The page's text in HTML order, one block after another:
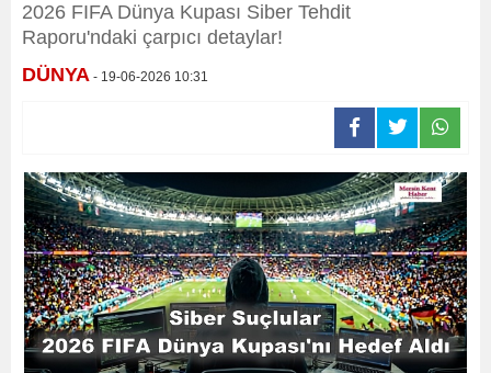
2026 FIFA Dünya Kupası Siber Tehdit
Raporu'ndaki çarpıcı detaylar!
DÜNYA - 19-06-2026 10:31